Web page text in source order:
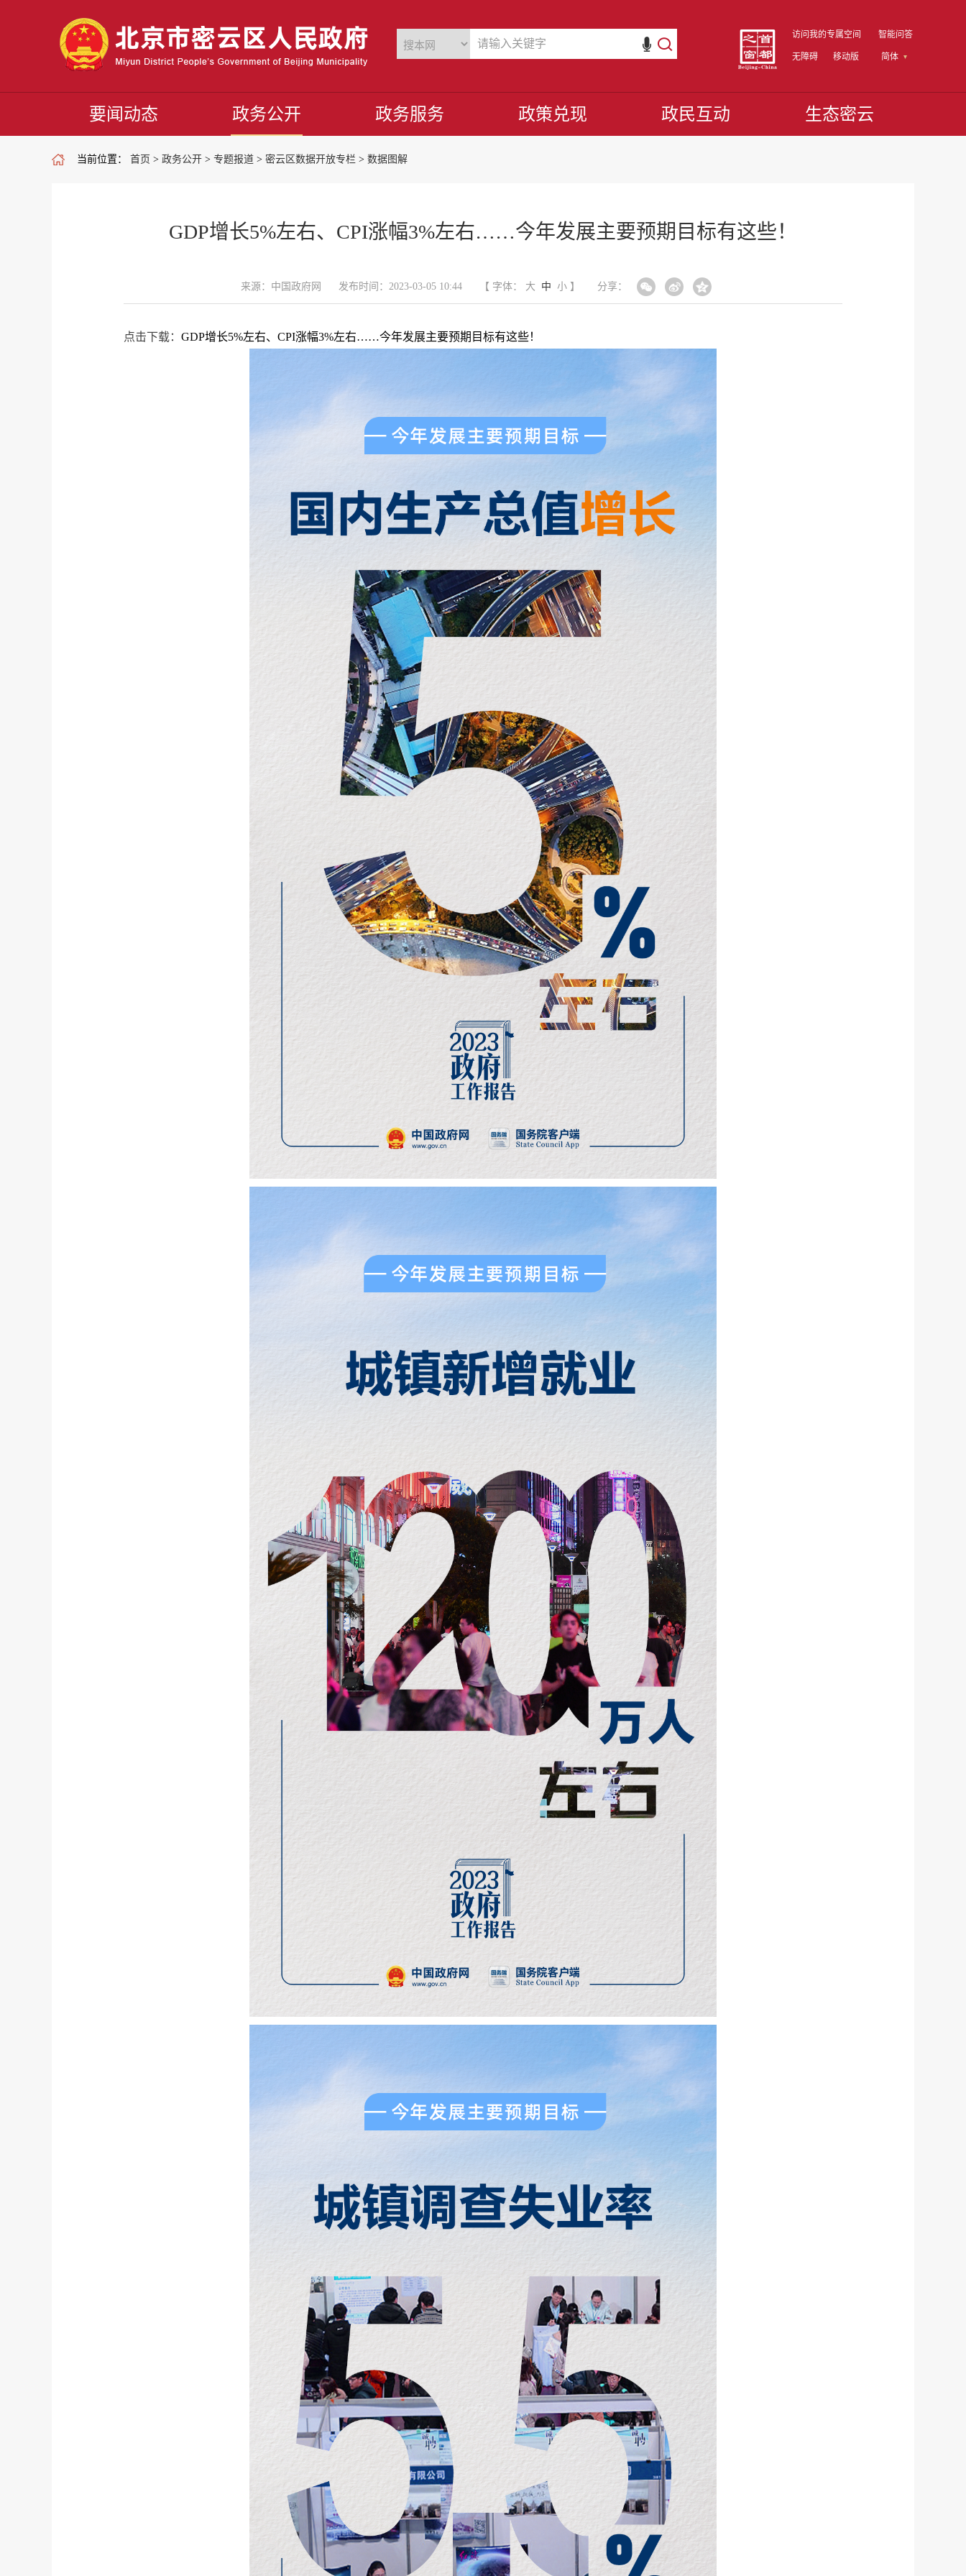
访问我的专属空间 智能问答
无障碍 移动版 简体
要闻动态 政务公开 政务服务 政策兑现 政民互动 生态密云
当前位置： 首页 > 政务公开 > 专题报道 > 密云区数据开放专栏 > 数据图解
GDP增长5%左右、CPI涨幅3%左右……今年发展主要预期目标有这些！
来源：中国政府网 发布时间：2023-03-05 10:44 【 字体： 大 中 小】 分享：
点击下载： GDP增长5%左右、CPI涨幅3%左右……今年发展主要预期目标有这些！